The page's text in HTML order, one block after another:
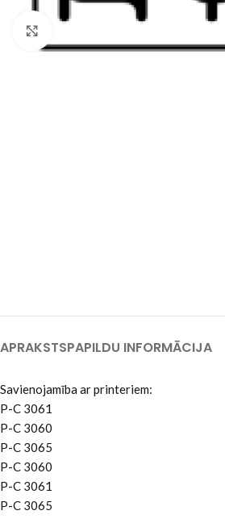
APRAKSTSPAPILDU INFORMĀCIJA
Savienojamība ar printeriem:
P-C 3061
P-C 3060
P-C 3065
P-C 3060
P-C 3061
P-C 3065